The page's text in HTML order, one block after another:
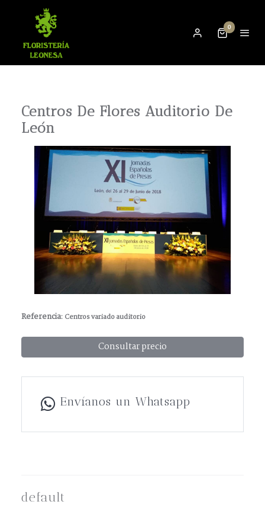
0
Centros De Flores Auditorio De
León
Referencia: Centros variado auditorio
Consultar precio
Envíanos un Whatsapp
default